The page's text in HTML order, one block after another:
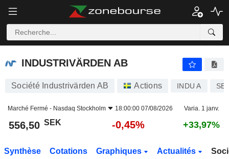
INDUSTRIVÄRDEN AB
INDUSTRIVÄRDEN AB
Société Industrivärden AB Actions INDU A
Marché Fermé - Nasdaq Stockholm 18:00:00 07/08/2026 Varia. 1 janv.
556,50 SEK -0,45% +33,97%
Synthèse Cotations Graphiques Actualités